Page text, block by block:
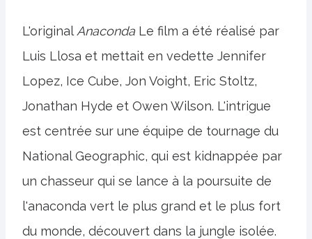
L'original Anaconda Le film a été réalisé par
Luis Llosa et mettait en vedette Jennifer
Lopez, Ice Cube, Jon Voight, Eric Stoltz,
Jonathan Hyde et Owen Wilson. L'intrigue
est centrée sur une équipe de tournage du
National Geographic, qui est kidnappée par
un chasseur qui se lance à la poursuite de
l'anaconda vert le plus grand et le plus fort
du monde, découvert dans la jungle isolée.